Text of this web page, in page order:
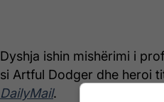
Dyshja ishin mishërimi i
si Artful Dodger dhe heroi
DailyMail.